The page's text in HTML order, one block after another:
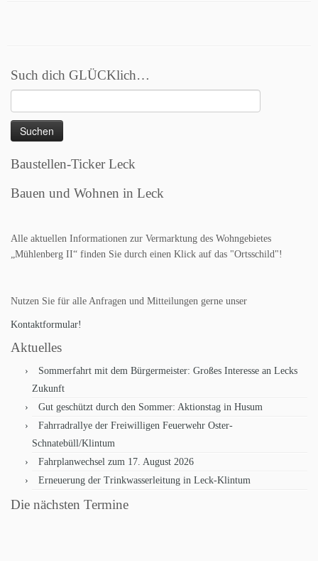
Such dich GLÜCKlich…
nach:
Baustellen-Ticker Leck
Bauen und Wohnen in Leck
Alle aktuellen Informationen zur Vermarktung des Wohngebietes
„Mühlenberg II“ finden Sie durch einen Klick auf das "Ortsschild"!
Nutzen Sie für alle Anfragen und Mitteilungen gerne unser
Kontaktformular!
Aktuelles
Sommerfahrt mit dem Bürgermeister: Großes Interesse an Lecks
Zukunft
Gut geschützt durch den Sommer: Aktionstag in Husum
Fahrradrallye der Freiwilligen Feuerwehr Oster-
Schnatebüll/Klintum
Fahrplanwechsel zum 17. August 2026
Erneuerung der Trinkwasserleitung in Leck-Klintum
Die nächsten Termine